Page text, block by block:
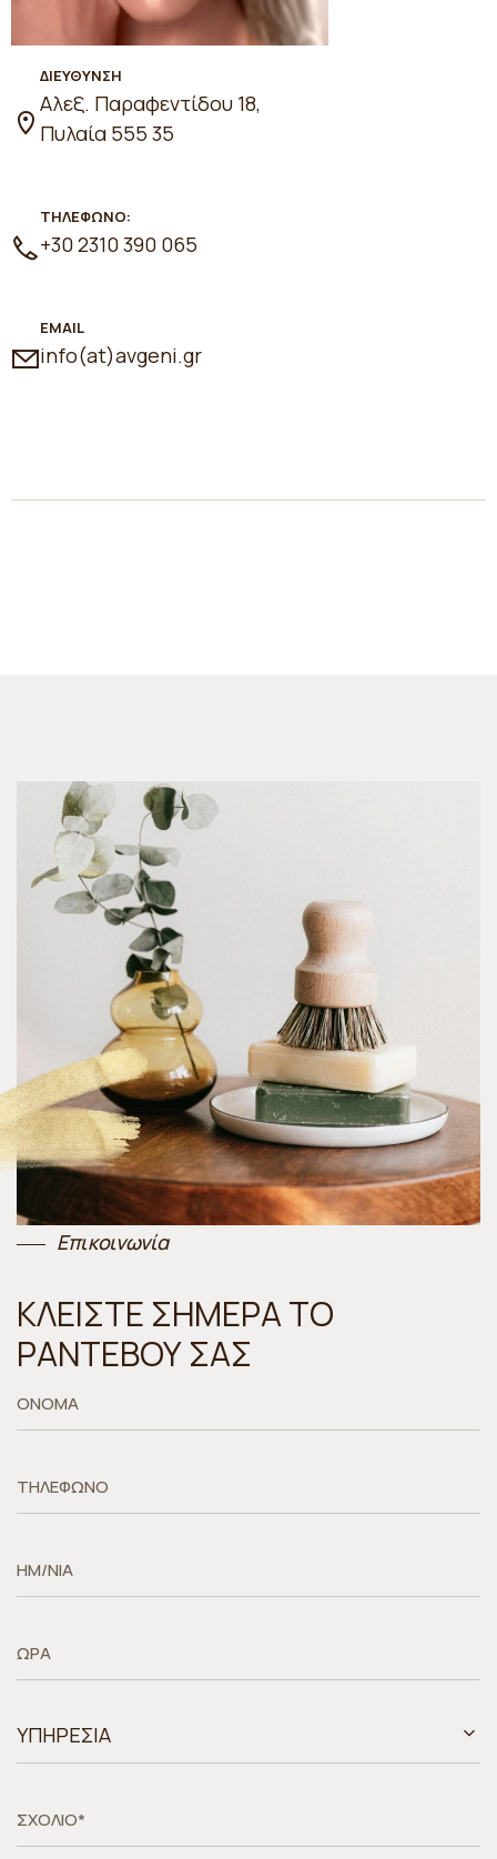
ΔΙΕΥΘΥΝΣΗ
Αλεξ. Παραφεντίδου 18,
Πυλαία 555 35
ΤΗΛΕΦΩΝΟ:
+30 2310 390 065
EMAIL
info(at)avgeni.gr
Επικοινωνία
ΚΛΕΙΣΤΕ ΣΗΜΕΡΑ ΤΟ
ΡΑΝΤΕΒΟΥ ΣΑΣ